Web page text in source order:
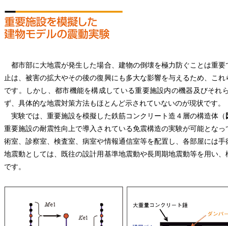
都市部に大地震が発生した場合、建物の倒壊を極力防ぐことは重
止は、被害の拡大やその後の復興にも多大な影響を与えるため、こ
です。しかし、都市機能を構成している重要施設内の機器及びそ
ず、具体的な地震対策方法もほとんど示されていないのが現状です。
実験では、重要施設を模擬した鉄筋コンクリート造４層の構造体（
重要施設の耐震性向上で導入されている免震構造の実験が可能とな
術室、診察室、検査室、病室や情報通信室等を配置し、各部屋には
地震動としては、既往の設計用基準地震動や長周期地震動等を用い
です。